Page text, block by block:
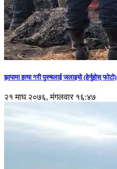
झापामा हत्या गरी पुरुषलाई जलाइयो (हेर्नुहाेस् फाेटाे)
२१ माघ २०७६, मंगलवार १६:४७